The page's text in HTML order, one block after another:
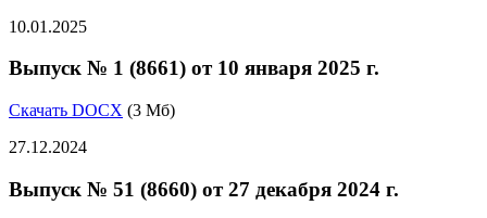
10.01.2025
Выпуск № 1 (8661) от 10 января 2025 г.
Скачать DOCX (3 Мб)
27.12.2024
Выпуск № 51 (8660) от 27 декабря 2024 г.